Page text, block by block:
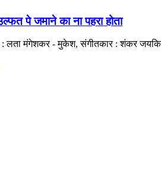
पे जमाने का ना पहरा होता
: लता मंगेशकर - मुकेश, संगीतकार : शंकर